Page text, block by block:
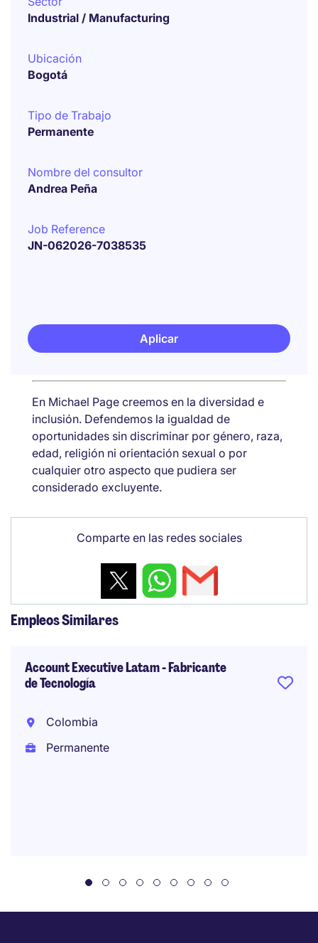
Industrial / Manufacturing
Ubicación
Bogotá
Tipo de Trabajo
Permanente
Nombre del consultor
Andrea Peña
Job Reference
JN-062026-7038535
Aplicar
En Michael Page creemos en la diversidad e
inclusión. Defendemos la igualdad de
oportunidades sin discriminar por género, raza,
edad, religión ni orientación sexual o por
cualquier otro aspecto que pudiera ser
considerado excluyente.
Comparte en las redes sociales
Empleos Similares
Account Executive Latam - Fabricante
de Tecnología
Colombia
Permanente